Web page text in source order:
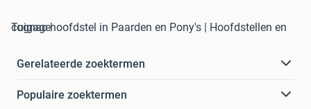
cognac hoofdstel in Paarden en Pony's | Hoofdstellen en Tuigage
Gerelateerde zoektermen
Populaire zoektermen